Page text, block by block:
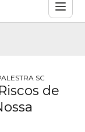
AFASTAMENTO
SOBRE
de